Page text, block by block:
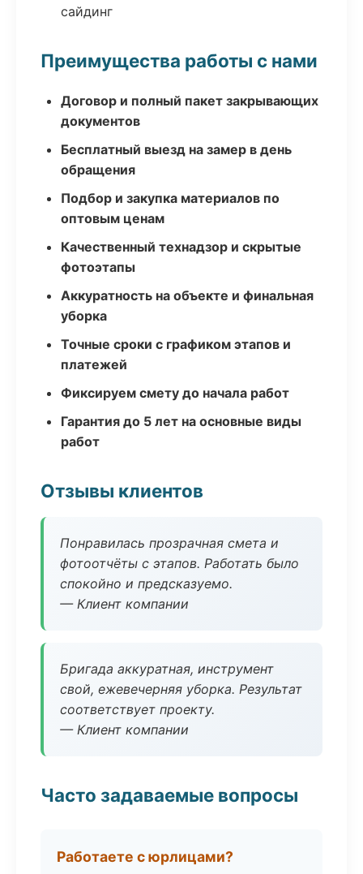
сайдинг
Преимущества работы с нами
Договор и полный пакет закрывающих
документов
Бесплатный выезд на замер в день
обращения
Подбор и закупка материалов по
оптовым ценам
Качественный технадзор и скрытые
фотоэтапы
Аккуратность на объекте и финальная
уборка
Точные сроки с графиком этапов и
платежей
Фиксируем смету до начала работ
Гарантия до 5 лет на основные виды
работ
Отзывы клиентов
Понравилась прозрачная смета и
фотоотчёты с этапов. Работать было
спокойно и предсказуемо.
— Клиент компании
Бригада аккуратная, инструмент
свой, ежевечерняя уборка. Результат
соответствует проекту.
— Клиент компании
Часто задаваемые вопросы
Работаете с юрлицами?